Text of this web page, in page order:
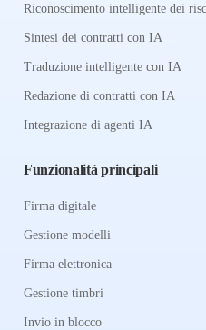
Riconoscimento intelligente dei
Sintesi dei contratti con IA
Traduzione intelligente con IA
Redazione di contratti con IA
Integrazione di agenti IA
Funzionalità principali
Firma digitale
Gestione modelli
Firma elettronica
Gestione timbri
Invio in blocco